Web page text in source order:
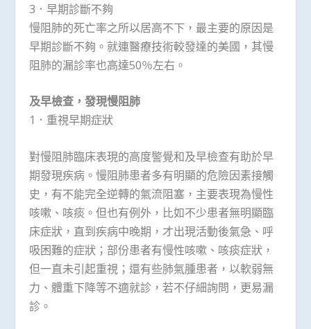
3．早期診斷不夠
慢阻肺的死亡率之所以居高不下，最主要的原因是
早期診斷不夠。就連醫療技術較發達的美國，其慢
阻肺的漏診率也高達50％左右。
及早檢查，發現慢阻肺
1．重視早期症狀
對慢阻肺臨床表現的高度警覺和及早檢查有助於早
期發現疾病。慢阻肺患者多有明顯的危險因素接觸
史，有不能完全逆轉的氣流阻塞，主要表現為慢性
咳嗽、咳痰。但也有例外，比如不少患者無明顯臨
床症狀，直到疾病中晚期，才出現活動後氣急、呼
吸困難的症狀；部份患者有慢性咳嗽、咳痰症狀，
但一直未引起重視；還有些肺氣腫患者，以軟弱無
力、體重下降等不適就診，若不仔細詢問，更易漏
診。